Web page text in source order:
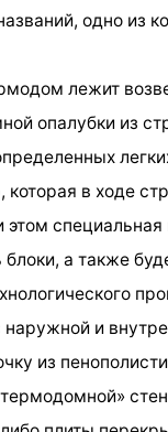
одно из
лежит
опалубки из
в ходе
а также
наружной и
из